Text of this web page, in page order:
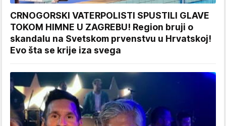
CRNOGORSKI VATERPOLISTI SPUSTILI GLAVE
TOKOM HIMNE U ZAGREBU! Region bruji o
skandalu na Svetskom prvenstvu u Hrvatskoj!
Evo šta se krije iza svega